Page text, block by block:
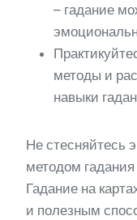
– гадание
методы и
навыки
Не стесняйтесь
методом
Гадание на
и полезным